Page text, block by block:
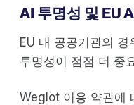
AI 투명성 및 EU
EU 내 공공기관의
투명성이 점점 더 중
Weglot 이용 약관에